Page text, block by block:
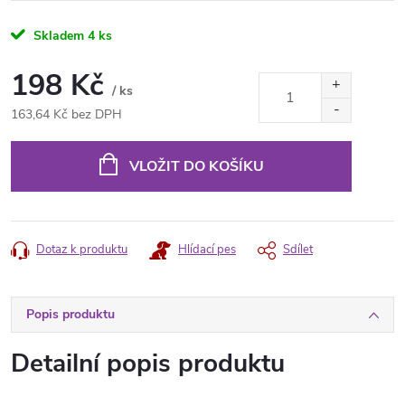
Skladem 4 ks
198 Kč / ks
163,64 Kč bez DPH
VLOŽIT DO KOŠÍKU
Dotaz k produktu Hlídací pes Sdílet
Popis produktu
Detailní popis produktu